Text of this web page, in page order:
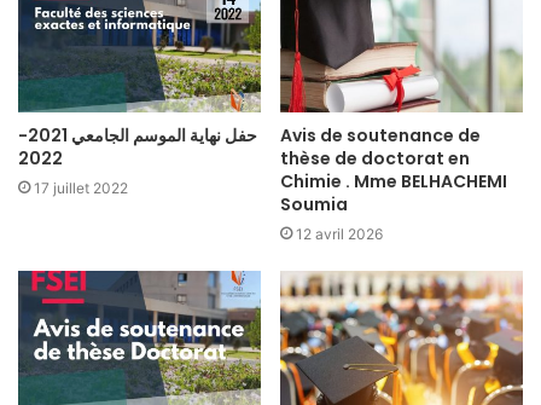
حفل نهاية الموسم الجامعي 2021-
2022
17 juillet 2022
Avis de soutenance de
thèse de doctorat en
Chimie . Mme BELHACHEMI
Soumia
12 avril 2026